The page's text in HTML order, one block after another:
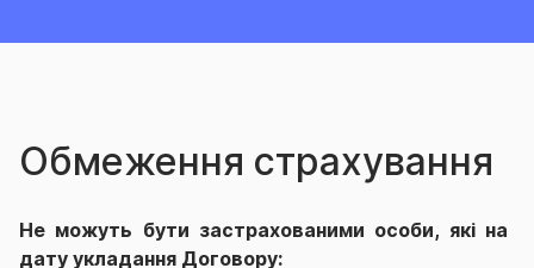
Обмеження страхування
Не можуть бути застрахованими особи, які на
дату укладання Договору: